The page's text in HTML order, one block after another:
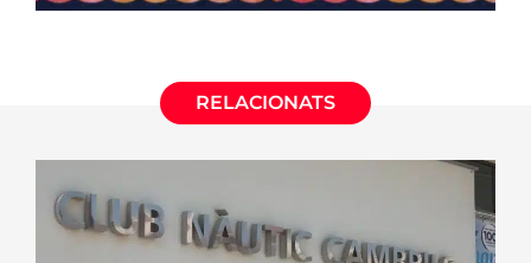
RELACIONATS